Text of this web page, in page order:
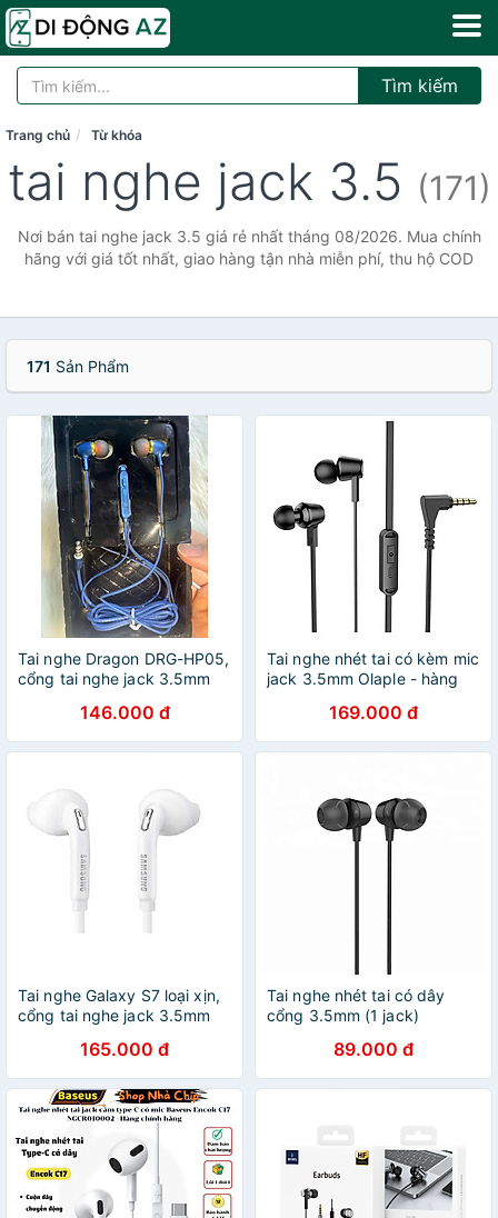
Tìm kiếm
Trang chủ Từ khóa
tai nghe jack 3.5 (171)
Nơi bán tai nghe jack 3.5 giá rẻ nhất tháng 08/2026. Mua chính
hãng với giá tốt nhất, giao hàng tận nhà miễn phí, thu hộ COD
171 Sản Phẩm
Tai nghe Dragon DRG-HP05,
cổng tai nghe jack 3.5mm
146.000 đ
Tai nghe nhét tai có kèm mic
jack 3.5mm Olaple - hàng
169.000 đ
Tai nghe Galaxy S7 loại xịn,
cổng tai nghe jack 3.5mm
tất cả máy tính, điện thoại
có jack 3.5mm - Hàng nhập
khẩu
165.000 đ
Tai nghe nhét tai có dây
cổng 3.5mm (1 jack)
chính hãng89.000 đ